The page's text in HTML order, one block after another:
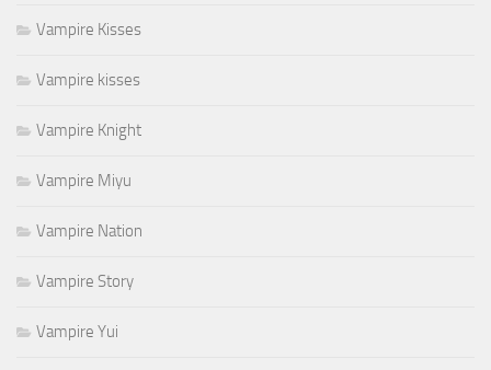
Vampire Kisses
Vampire kisses
Vampire Knight
Vampire Miyu
Vampire Nation
Vampire Story
Vampire Yui